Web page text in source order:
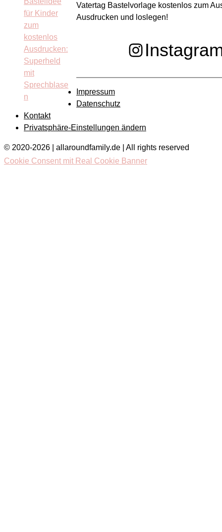
Vatertag Bastelvorlage kostenlos zum
Ausdrucken und loslegen!
Impressum
Datenschutz
Kontakt
Privatsphäre-Einstellungen ändern
© 2020-2026 | allaroundfamily.de | All rights reserved
Cookie Consent mit Real Cookie Banner